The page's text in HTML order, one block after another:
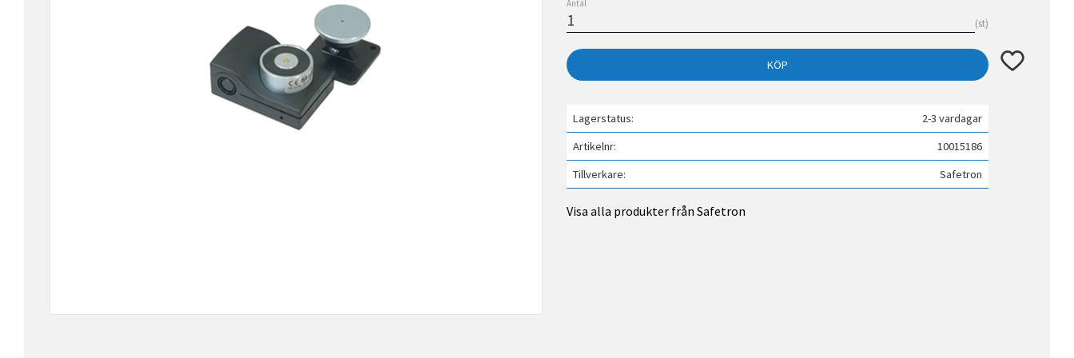
Antal
st
KÖP Lägg till i
Lagerstatus
2-3 vardagar
Artikelnr
10015186
Tillverkare
Safetron
Visa alla produkter från Safetron